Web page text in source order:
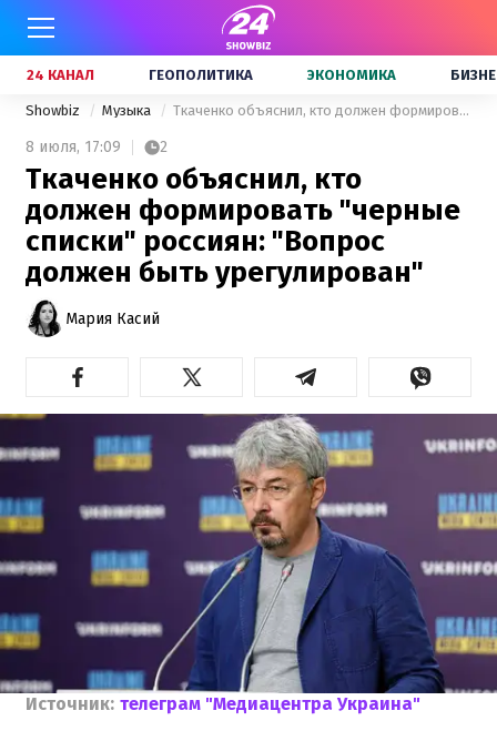
24 КАНАЛ ГЕОПОЛИТИКА ЭКОНОМИКА
Showbiz Музыка Ткаченко объяснил, кто должен формировать "черные списки" россиян: "Вопрос должен быть урегулирован"
8 июля, 17:09 2
Ткаченко объяснил, кто
должен формировать "черные
списки" россиян: "Вопрос
должен быть урегулирован"
Мария Касий
Источник: телеграм "Медиацентра Украина"